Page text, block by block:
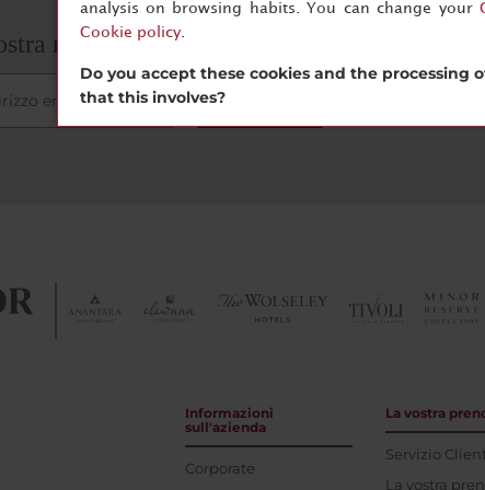
newsletter
Iscriviti ora
Informazioni
sull'azienda
Corporate
La vostra
Servizio
La vostra
analysis on browsing habits. You can change your
Cookie policy.
Do you accept these cookies and the processing
that this involves?